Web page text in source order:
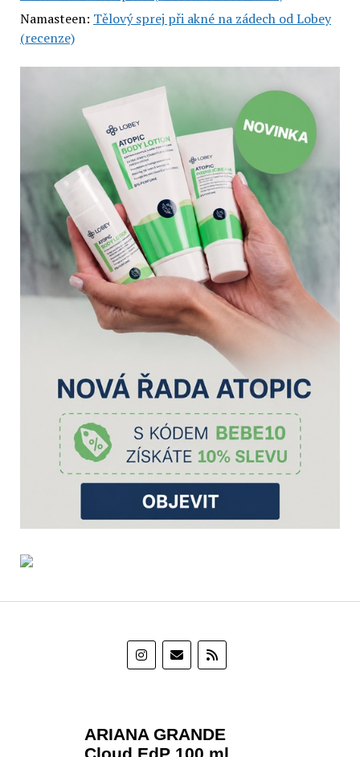
Namasteen: Tělový sprej při akné na zádech od Lobey
(recenze)